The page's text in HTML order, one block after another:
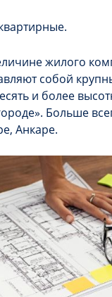
жилого
собой
и более
Больше
Анкаре.